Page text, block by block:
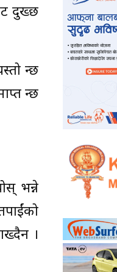
दुख्छ
हुन्छ
हुन्छ
भन्ने
।